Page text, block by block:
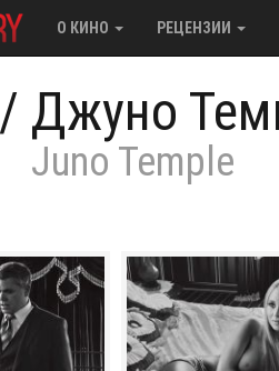
О КИНО РЕЦЕНЗИИ
/ Джуно
Juno Temple